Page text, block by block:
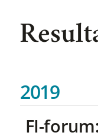
2019
FI-